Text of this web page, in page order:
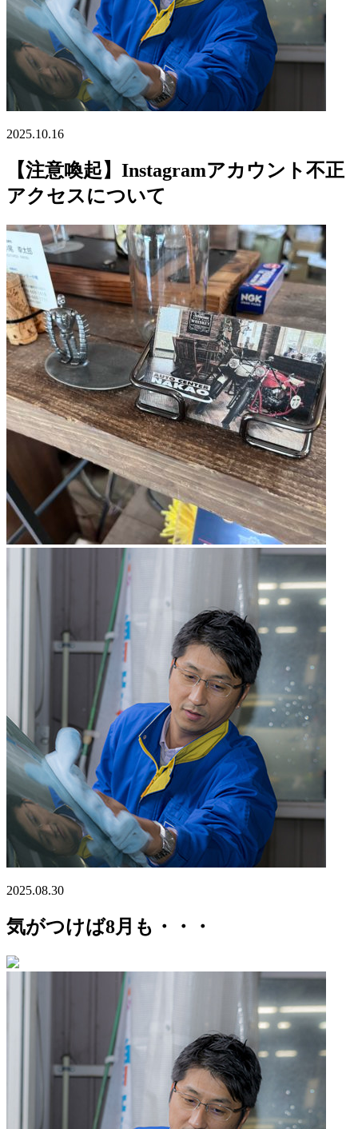
2025.10.16
【注意喚起】Instagramアカウント不正
アクセスについて
2025.08.30
気がつけば8月も・・・